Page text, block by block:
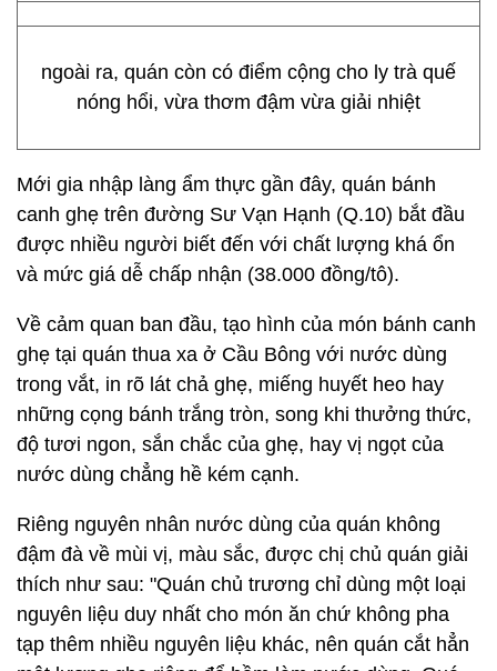
ngoài ra, quán còn có điểm cộng cho ly trà quế
nóng hổi, vừa thơm đậm vừa giải nhiệt
Mới gia nhập làng ẩm thực gần đây, quán bánh
canh ghẹ trên đường Sư Vạn Hạnh (Q.10) bắt đầu
được nhiều người biết đến với chất lượng khá ổn
và mức giá dễ chấp nhận (38.000 đồng/tô).
Về cảm quan ban đầu, tạo hình của món bánh canh
ghẹ tại quán thua xa ở Cầu Bông với nước dùng
trong vắt, in rõ lát chả ghẹ, miếng huyết heo hay
những cọng bánh trắng tròn, song khi thưởng thức,
độ tươi ngon, sắn chắc của ghẹ, hay vị ngọt của
nước dùng chẳng hề kém cạnh.
Riêng nguyên nhân nước dùng của quán không
đậm đà về mùi vị, màu sắc, được chị chủ quán giải
thích như sau: "Quán chủ trương chỉ dùng một loại
nguyên liệu duy nhất cho món ăn chứ không pha
tạp thêm nhiều nguyên liệu khác, nên quán cắt hẳn